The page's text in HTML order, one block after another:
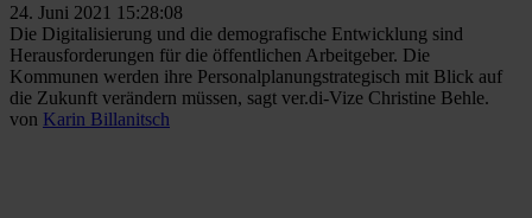
24. Juni 2021 15:28:08
Die Digitalisierung und die demografische Entwicklung sind
Herausforderungen für die öffentlichen Arbeitgeber. Die
Kommunen werden ihre Personalplanungstrategisch mit Blick auf
die Zukunft verändern müssen, sagt ver.di-Vize Christine Behle.
von Karin Billanitsch